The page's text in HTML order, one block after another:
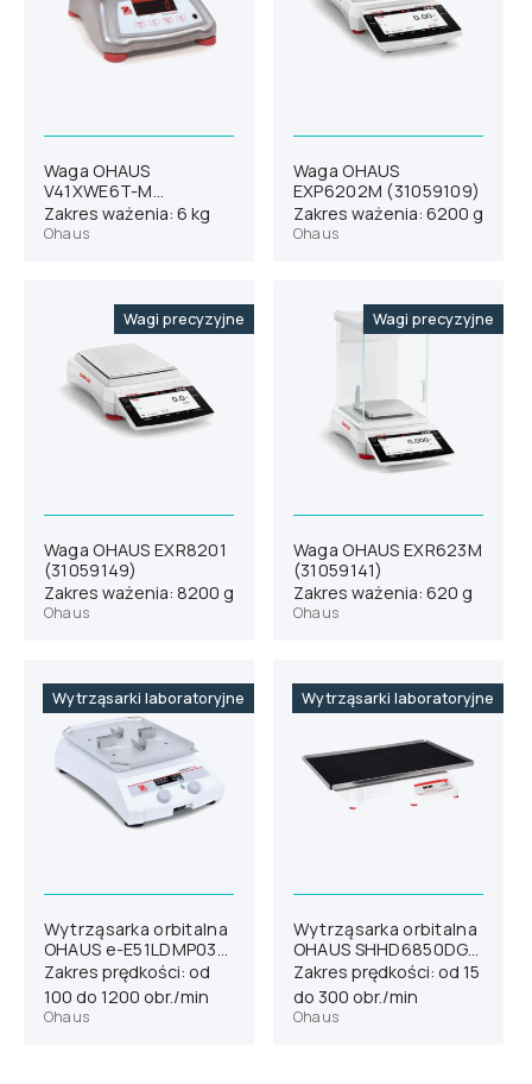
Waga OHAUS
V41XWE6T-M
(30035665)
Zakres ważenia: 6 kg
Ohaus
Waga OHAUS
EXP6202M (31059109)
Zakres ważenia: 6200 g
Ohaus
Wagi precyzyjne
Waga OHAUS EXR8201
(31059149)
Zakres ważenia: 8200 g
Ohaus
Wagi precyzyjne
Waga OHAUS EXR623M
(31059141)
Zakres ważenia: 620 g
Ohaus
Wytrząsarki laboratoryjne
Wytrząsarka orbitalna
OHAUS e-E51LDMP03
(30770917)
Zakres prędkości: od
100 do 1200 obr./min
Ohaus
Wytrząsarki laboratoryjne
Wytrząsarka orbitalna
OHAUS SHHD6850DG
(30391886)
Zakres prędkości: od 15
do 300 obr./min
Ohaus